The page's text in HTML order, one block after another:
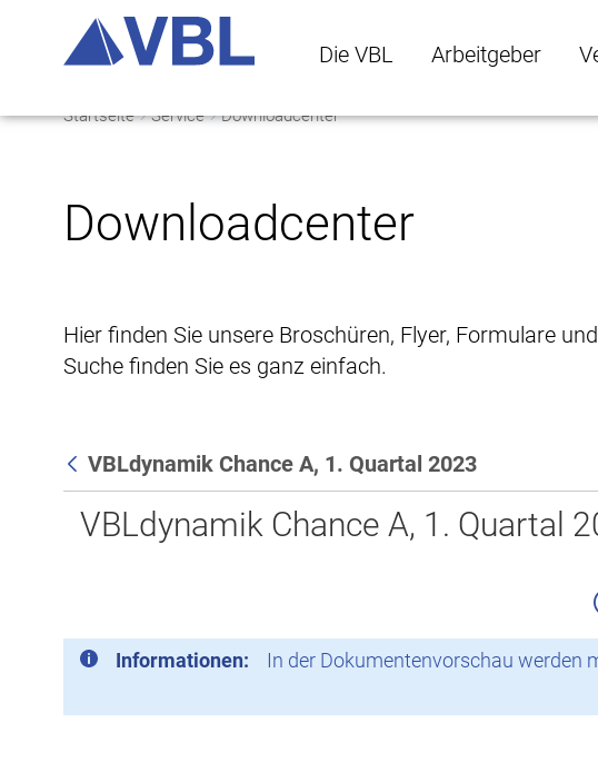
Die VBL Arbeitgeber
Startseite Service Downloadcenter
Downloadcenter
Hier finden Sie unsere Broschüren, Flyer, Formulare
Suche finden Sie es ganz einfach.
Zurück
VBLdynamik Chance A, 1. Quartal 2023
VBLdynamik Chance A, 1. Quartal
Informationen: In der Dokumentenvorschau werden